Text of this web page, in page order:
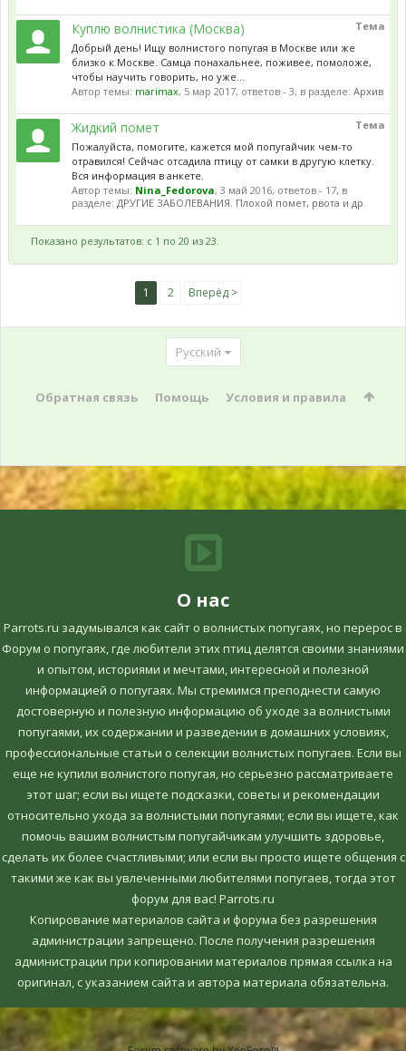
Тема
Куплю волнистика (Москва)
Добрый день! Ищу волнистого попугая в Москве или же
близко к Москве. Самца понахальнее, поживее, помоложе,
чтобы научить говорить, но уже...
Автор темы: marimax, 5 мар 2017, ответов - 3, в разделе: Архив
Тема
Жидкий помет
Пожалуйста, помогите, кажется мой попугайчик чем-то
отравился! Сейчас отсадила птицу от самки в другую клетку.
Вся информация в анкете.
Автор темы: Nina_Fedorova, 3 май 2016, ответов - 17, в
разделе: ДРУГИЕ ЗАБОЛЕВАНИЯ. Плохой помет, рвота и др.
Показано результатов: с 1 по 20 из 23.
1 2 Вперёд >
Русский
Обратная связь Помощь Условия и правила
О нас
Parrots.ru задумывался как сайт о волнистых попугаях, но перерос в
Форум о попугаях, где любители этих птиц делятся своими знаниями
и опытом, историями и мечтами, интересной и полезной
информацией о попугаях. Мы стремимся преподнести самую
достоверную и полезную информацию об уходе за волнистыми
попугаями, их содержании и разведении в домашних условиях,
профессиональные статьи о селекции волнистых попугаев. Если вы
еще не купили волнистого попугая, но серьезно рассматриваете
этот шаг; если вы ищете подсказки, советы и рекомендации
относительно ухода за волнистыми попугаями; если вы ищете, как
помочь вашим волнистым попугайчикам улучшить здоровье,
сделать их более счастливыми; или если вы просто ищете общения с
такими же как вы увлеченными любителями попугаев, тогда этот
форум для вас! Parrots.ru
Копирование материалов сайта и форума без разрешения
администрации запрещено. После получения разрешения
администрации при копировании материалов прямая ссылка на
оригинал, c указанием сайта и автора материала обязательна.